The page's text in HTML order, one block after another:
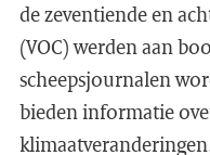
de zeventiende en
(VOC) werden aan
scheepsjournalen
bieden informatie